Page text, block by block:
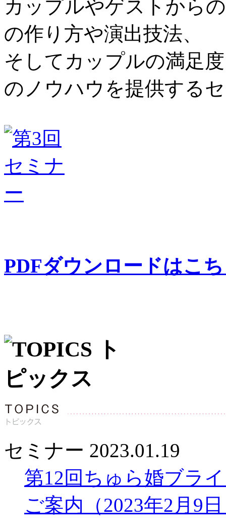
カップルやゲストから
の作り方や演出技法、
そしてカップルの満足
のノウハウを提供する
PDFダウンロードはこ
セミナー 2023.01.19
第12回ちゅら婚ブラ
ご案内（2023年2月9